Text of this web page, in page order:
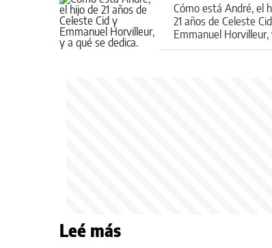
Cómo está André, el
21 años de Celeste
Emmanuel Horvilleur,
qué se dedica
Leé más